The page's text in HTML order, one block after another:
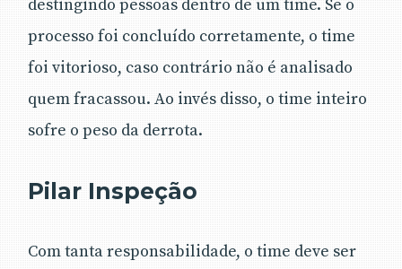
destingindo pessoas dentro de um time. Se o
processo foi concluído corretamente, o time
foi vitorioso, caso contrário não é analisado
quem fracassou. Ao invés disso, o time inteiro
sofre o peso da derrota.
Pilar Inspeção
Com tanta responsabilidade, o time deve ser